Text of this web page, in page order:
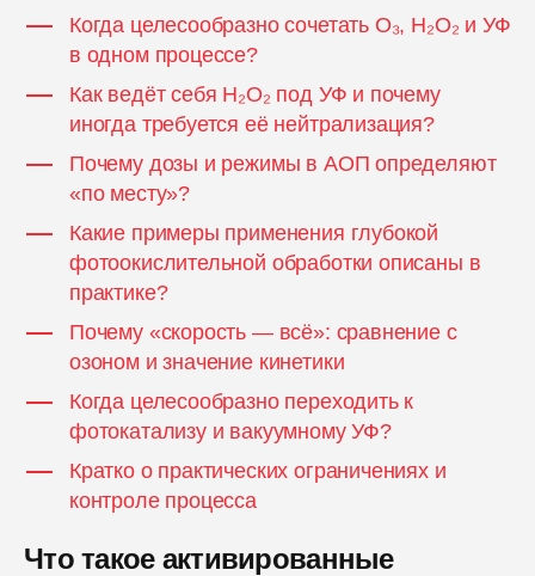
Когда целесообразно сочетать O₃, H₂O₂ и УФ
в одном процессе?
Как ведёт себя H₂O₂ под УФ и почему
иногда требуется её нейтрализация?
Почему дозы и режимы в АОП определяют
«по месту»?
Какие примеры применения глубокой
фотоокислительной обработки описаны в
практике?
Почему «скорость — всё»: сравнение с
озоном и значение кинетики
Когда целесообразно переходить к
фотокатализу и вакуумному УФ?
Кратко о практических ограничениях и
контроле процесса
Что такое активированные